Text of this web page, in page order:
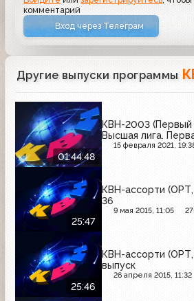
комментарий
Вход через Телеграм
Другие выпуски программы
01:44:48
КВН-2003 (Первый
Высшая лига.
15 февраля 2021,
25:47
КВН-ассорти (ОРТ,
36
9 мая 2015, 11:05
25:46
КВН-ассорти (ОРТ,
выпуск
26 апреля 2015, 11:32